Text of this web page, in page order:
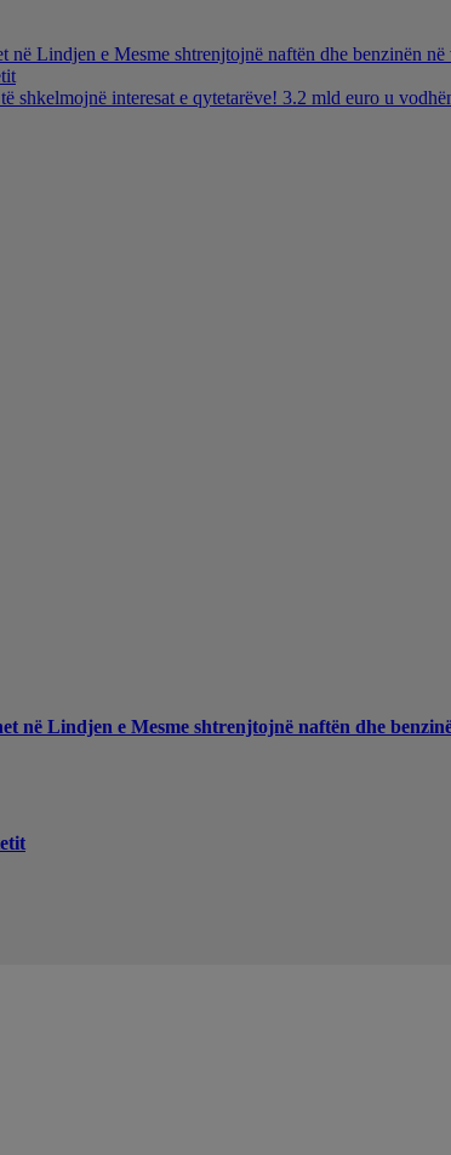
Lindjen e Mesme shtrenjtojnë naftën dhe benzinën në
shkelmojnë interesat e qytetarëve! 3.2 mld euro u
në Lindjen e Mesme shtrenjtojnë naftën dhe